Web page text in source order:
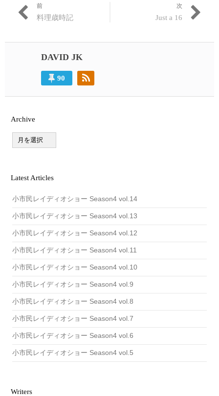
投
ナ
シ
ョ
ン
前
過
投
稿:
料理歳時記
次
稿:
Just a 16
DAVID JK
90
Archive
v
Latest Articles
小市民レイディオショー Season4 vol.14
小市民レイディオショー Season4 vol.13
小市民レイディオショー Season4 vol.12
小市民レイディオショー Season4 vol.11
小市民レイディオショー Season4 vol.10
小市民レイディオショー Season4 vol.9
小市民レイディオショー Season4 vol.8
小市民レイディオショー Season4 vol.7
小市民レイディオショー Season4 vol.6
小市民レイディオショー Season4 vol.5
Writers